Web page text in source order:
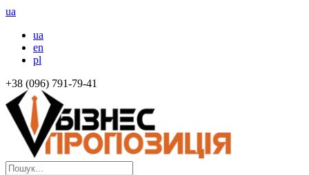
ua
ua
en
pl
+38 (096) 791-79-41